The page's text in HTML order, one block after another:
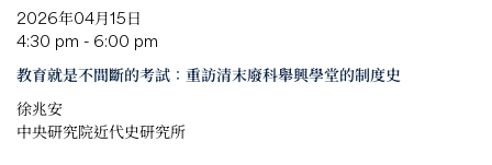
2026年04月15日
4:30 pm - 6:00 pm
教育就是不間斷的考試：重訪清末廢科舉興學堂的制度史
徐兆安
中央研究院近代史研究所